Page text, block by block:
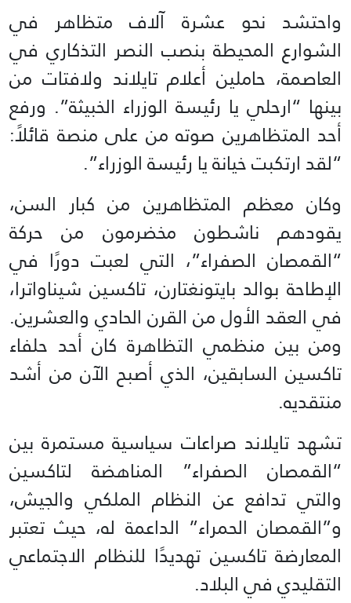
واحتشد نحو عشرة آلاف متظاهر في
الشوارع المحيطة بنصب النصر التذكاري في
العاصمة، حاملين أعلام تايلاند ولافتات من
بينها “ارحلي يا رئيسة الوزراء الخبيثة”. ورفع
أحد المتظاهرين صوته من على منصة قائلاً:
“لقد ارتكبت خيانة يا رئيسة الوزراء”.
وكان معظم المتظاهرين من كبار السن،
يقودهم ناشطون مخضرمون من حركة
“القمصان الصفراء”، التي لعبت دورًا في
الإطاحة بوالد بايتونغتارن، تاكسين شيناواترا،
في العقد الأول من القرن الحادي والعشرين.
ومن بين منظمي التظاهرة كان أحد حلفاء
تاكسين السابقين، الذي أصبح الآن من أشد
منتقديه.
تشهد تايلاند صراعات سياسية مستمرة بين
“القمصان الصفراء” المناهضة لتاكسين
والتي تدافع عن النظام الملكي والجيش،
و”القمصان الحمراء” الداعمة له، حيث تعتبر
المعارضة تاكسين تهديدًا للنظام الاجتماعي
التقليدي في البلاد.